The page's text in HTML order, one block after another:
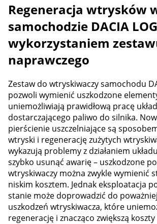
Regeneracja wtrysków
samochodzie DACIA
wykorzystaniem
naprawczego
Zestaw do wtryskiwaczy samochodu
pozwoli wymienić uszkodzone
uniemożliwiają prawidłową pracę
dostarczającego paliwo do silnika.
pierścienie uszczelniające są
wtryski i regenerację zużytych
wykazują problemy z działaniem
szybko usunąć awarię – uszkodzone
wtryskiwaczy można zwykle wymienić
niskim kosztem. Jednak eksploatacja
stanie może doprowadzić do
uszkodzeń wtryskiwacza, które
regenerację i znacząco zwiększą